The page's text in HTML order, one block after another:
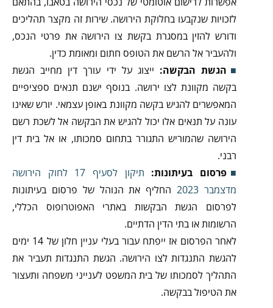
לזכויות שנקבעו בחלוקת הירושה. שירות זה מקצר תהליכים
ודורש להזין במסגרת בקשת צו הירושה את פרטי הנכס,
ולהעביר אל הרשם את הטופס חתום ומאומת כדין.
הגשת הבקשה: ייצוג על ידי עורך דין מחייב הגשת
בקשה מקוונת לצו ירושה. בנוסף ישנם תנאים ספציפיים
המאפשרים להגיש בקשה מקוונת באופן עצמאי. יורש שאינו
עונה על תנאים אלו יכול להגיש את הבקשה אל לשכת רשם
הירושה שהמוריש התגורר בתחום סמכותו, או אל בית דין
רבני.
פרסום בעיתונות:
תיקון לסעיף 17 לחוק הירושה
מדצמבר 2023
החליף את הנוהל של פרסום בעיתונות
לפרסום הגשת הבקשות באתרי האפוטרופוס הכללי,
הרשומות או בתי הדין הדתיים.
לאחר הפרסום אז ייפתח עבור בעלי עניין חלון של 14 ימים
להגשת התנגדות לצו הירושה. הגשת התנגדות תעביר את
התהליך לסמכותו של בית המשפט לענייני משפחה ותעצור
את הטיפול בבקשה.